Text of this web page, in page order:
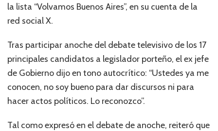
la lista “Volvamos Buenos Aires”, en su cuenta de la
red social X.
Tras participar anoche del debate televisivo de los 17
principales candidatos a legislador porteño, el ex jefe
de Gobierno dijo en tono autocrítico: “Ustedes ya me
conocen, no soy bueno para dar discursos ni para
hacer actos políticos. Lo reconozco”.
Tal como expresó en el debate de anoche, reiteró que